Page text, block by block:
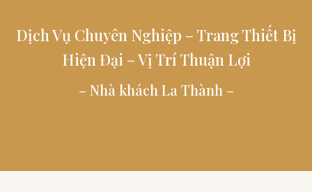
Dịch Vụ Chuyên Nghiệp – Trang Thiết Bị
Hiện Đại – Vị Trí Thuận Lợi
– Nhà khách La Thành –